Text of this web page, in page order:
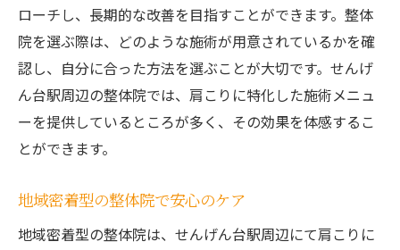
ローチし、長期的な改善を目指すことができます。整体
院を選ぶ際は、どのような施術が用意されているかを確
認し、自分に合った方法を選ぶことが大切です。せんげ
ん台駅周辺の整体院では、肩こりに特化した施術メニュ
ーを提供しているところが多く、その効果を体感するこ
とができます。
地域密着型の整体院で安心のケア
地域密着型の整体院は、せんげん台駅周辺にて肩こりに